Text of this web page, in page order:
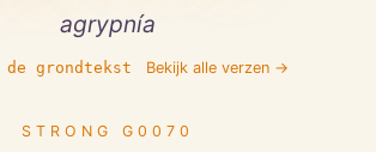
agrypnía
grondtekst Bekijk alle verzen →
STRONG G0070